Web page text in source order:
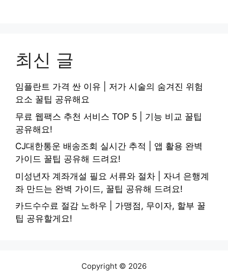
최신 글
임플란트 가격 싼 이유 | 저가 시술의 숨겨진 위험
요소 꿀팁 공유해요
무료 웹팩스 추천 서비스 TOP 5 | 기능 비교 꿀팁
공유해요!
CJ대한통운 배송조회 실시간 추적 | 앱 활용 완벽
가이드 꿀팁 공유해 드려요!
미성년자 계좌개설 필요 서류와 절차 | 자녀 은행계
좌 만드는 완벽 가이드, 꿀팁 공유해 드려요!
카드수수료 절감 노하우 | 가맹점, 무이자, 할부 꿀
팁 공유할게요!
Copyright © 2026